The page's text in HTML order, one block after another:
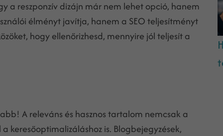
a reszponzív dizájn már nem lehet opció, hanem
élményt javítja, hanem a SEO teljesítményt
hogy ellenőrizhesd, mennyire jól teljesít a
A releváns és hasznos tartalom nemcsak a
keresőoptimalizáláshoz is. Blogbejegyzések,